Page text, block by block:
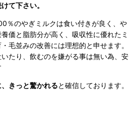
て下さい。
％のやぎミルクは食い付きが良く、や
価と脂肪分が高く、吸収性に優れたミ
毛並みの改善には理想的と申せます。
たり、飲むのを嫌がる事は無い為、安
きっと驚かれると確信しております。